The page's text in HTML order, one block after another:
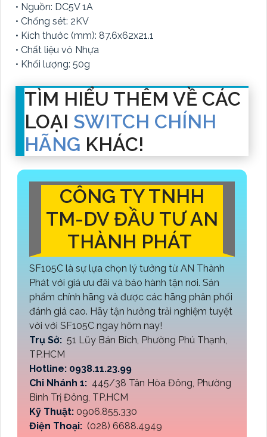
• Nguồn: DC5V 1A
• Chống sét: 2KV
• Kích thước (mm): 87.6x62x21.1
• Chất liệu vỏ Nhựa
• Khối lượng: 50g
TÌM HIỂU THÊM VỀ CÁC
LOẠI SWITCH CHÍNH
HÃNG KHÁC!
CÔNG TY TNHH
TM-DV ĐẦU TƯ AN
THÀNH PHÁT
SF105C là sự lựa chọn lý tưởng từ AN Thành
Phát với giá ưu đãi và bảo hành tận nơi. Sản
phẩm chính hãng và được các hãng phân phối
đánh giá cao. Hãy tận hưởng trải nghiệm tuyệt
vời với SF105C ngay hôm nay!
Trụ Sở: 51 Lũy Bán Bích, Phường Phú Thạnh,
TP.HCM
Hotline: 0938.11.23.99
Chi Nhánh 1: 445/38 Tân Hòa Đông, Phường
Bình Trị Đông, TP.HCM
Kỹ Thuật: 0906.855.330
Điện Thoại: (028) 6688.4949